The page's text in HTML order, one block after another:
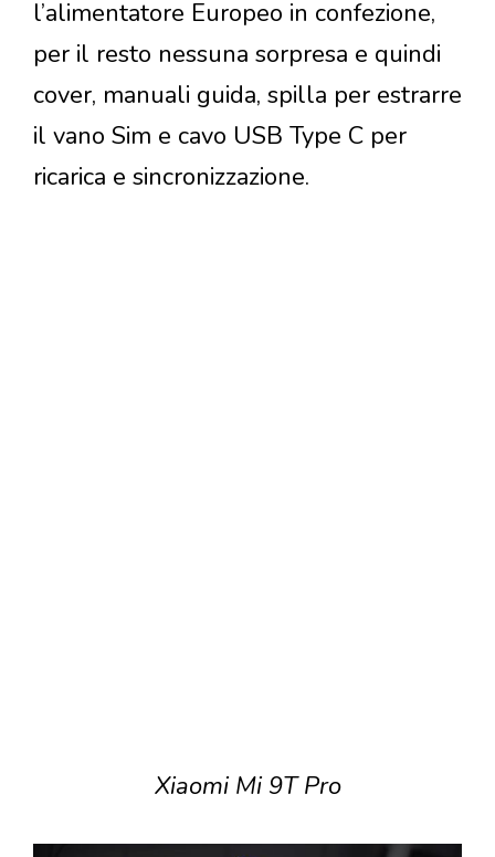
l’alimentatore Europeo in confezione,
per il resto nessuna sorpresa e quindi
cover, manuali guida, spilla per estrarre
il vano Sim e cavo USB Type C per
ricarica e sincronizzazione.
Xiaomi Mi 9T Pro